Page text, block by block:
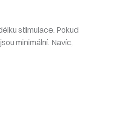
stimulace. Pokud
minimální. Navíc,